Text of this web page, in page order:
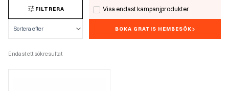
FILTRERA Visa endast kampanjprodukter
BOKA GRATIS HEMBESÖK
Endast ett sökresultat